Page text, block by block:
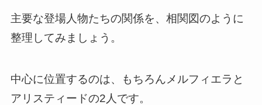
主要な登場人物たちの関係を、相関図のように
整理してみましょう。
中心に位置するのは、もちろんメルフィエラと
アリスティードの2人です。